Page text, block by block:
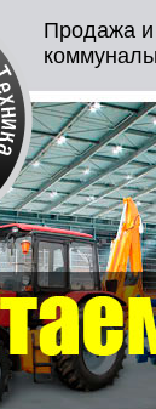
Продажа и